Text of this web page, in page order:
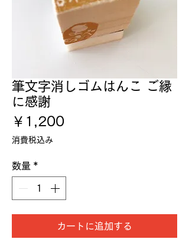
筆文字消しゴムはんこ ご縁
に感謝
￥1,200価
消費税込み
数量 *
カートに追加する